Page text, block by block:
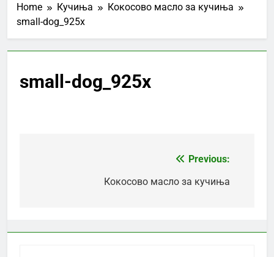
Home Кучиња
Кокосово масло за кучиња
small-dog_925x
small-dog_925x
Previous:
Кокосово масло за кучиња